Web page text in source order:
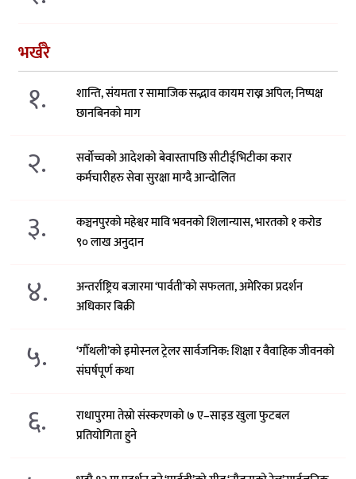
भर्खरै
१.
शान्ति, संयमता र सामाजिक सद्भाव कायम राख्न अपिल; निष्पक्ष
छानबिनको माग
२.
सर्वोच्चको आदेशको बेवास्तापछि सीटीईभिटीका करार
कर्मचारीहरु सेवा सुरक्षा माग्दै आन्दोलित
३.
कञ्चनपुरको महेश्वर मावि भवनको शिलान्यास, भारतको १ करोड
९० लाख अनुदान
४.
अन्तर्राष्ट्रिय बजारमा ‘पार्वती’को सफलता, अमेरिका प्रदर्शन
अधिकार बिक्री
५.
‘गौँथली’को इमोस्नल ट्रेलर सार्वजनिक: शिक्षा र वैवाहिक जीवनको
संघर्षपूर्ण कथा
६.
राधापुरमा तेस्रो संस्करणको ७ ए–साइड खुला फुटबल
प्रतियोगिता हुने